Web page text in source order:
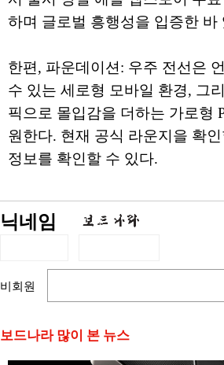
하며 글로벌 흥행성을 입증한 바
한편, 파운데이션: 우주 전선은
수 있는 세로형 모바일 환경, 그
픽으로 몰입감을 더하는 가로형
원한다. 현재 공식 라운지을 확
정보를 확인할 수 있다.
닉네임
비회원
보드나라 많이 본 뉴스